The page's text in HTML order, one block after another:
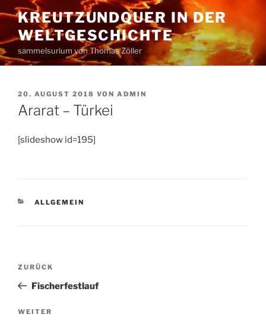
Zum
Inhalt
springen
KREUTZUNDQUER IN DER
WELTGESCHICHTE
sammelsurium von Thomas Zöller
VERÖFFENTLICHT
AM
20. AUGUST 2018 VON ADMIN
Ararat – Türkei
[slideshow id=195]
KATEGORIEN
ALLGEMEIN
Beitragsnavigation
Vorheriger
Beitrag
ZURÜCK
Fischerfestlauf
Nächster
WEITER